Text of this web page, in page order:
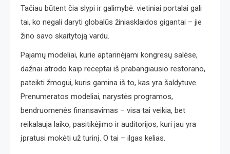
Tačiau būtent čia slypi ir galimybė: vietiniai portalai gali
tai, ko negali daryti globalūs žiniasklaidos gigantai – jie
žino savo skaitytoją vardu.
Pajamų modeliai, kurie aptarinėjami kongresų salėse,
dažnai atrodo kaip receptai iš prabangiausio restorano,
pateikti žmogui, kuris gamina iš to, kas yra šaldytuve.
Prenumeratos modeliai, narystės programos,
bendruomenės finansavimas – visa tai veikia, bet
reikalauja laiko, pasitikėjimo ir auditorijos, kuri jau yra
įpratusi mokėti už turinį. O tai – ilgas kelias.